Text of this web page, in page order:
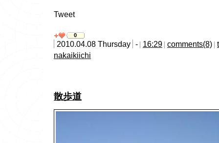
Tweet
0
2010.04.08 Thursday - 16:29 comments(8)
nakaikiichi
散歩道